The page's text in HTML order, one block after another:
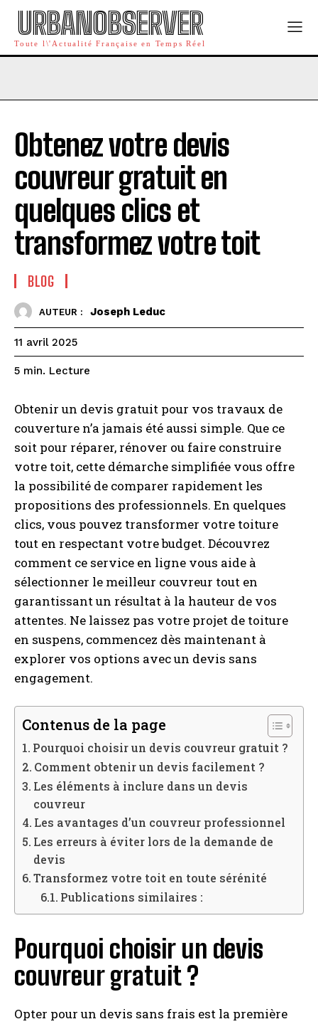
URBANOBSERVER
Toute l\'Actualité Française en Temps Réel
Obtenez votre devis
couvreur gratuit en
quelques clics et
transformez votre toit
BLOG
AUTEUR : Joseph Leduc
11 avril 2025
5 min. Lecture
Obtenir un devis gratuit pour vos travaux de
couverture n’a jamais été aussi simple. Que ce
soit pour réparer, rénover ou faire construire
votre toit, cette démarche simplifiée vous offre
la possibilité de comparer rapidement les
propositions des professionnels. En quelques
clics, vous pouvez transformer votre toiture
tout en respectant votre budget. Découvrez
comment ce service en ligne vous aide à
sélectionner le meilleur couvreur tout en
garantissant un résultat à la hauteur de vos
attentes. Ne laissez pas votre projet de toiture
en suspens, commencez dès maintenant à
explorer vos options avec un devis sans
engagement.
Contenus de la page
Pourquoi choisir un devis couvreur gratuit ?
Comment obtenir un devis facilement ?
Les éléments à inclure dans un devis
couvreur
Les avantages d’un couvreur professionnel
Les erreurs à éviter lors de la demande de
devis
Transformez votre toit en toute sérénité
Publications similaires :
Pourquoi choisir un devis
couvreur gratuit ?
Opter pour un devis sans frais est la première